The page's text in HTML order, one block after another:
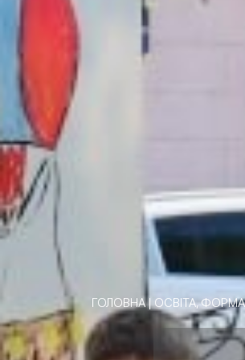
ГОЛОВНА|ОСВІТА,